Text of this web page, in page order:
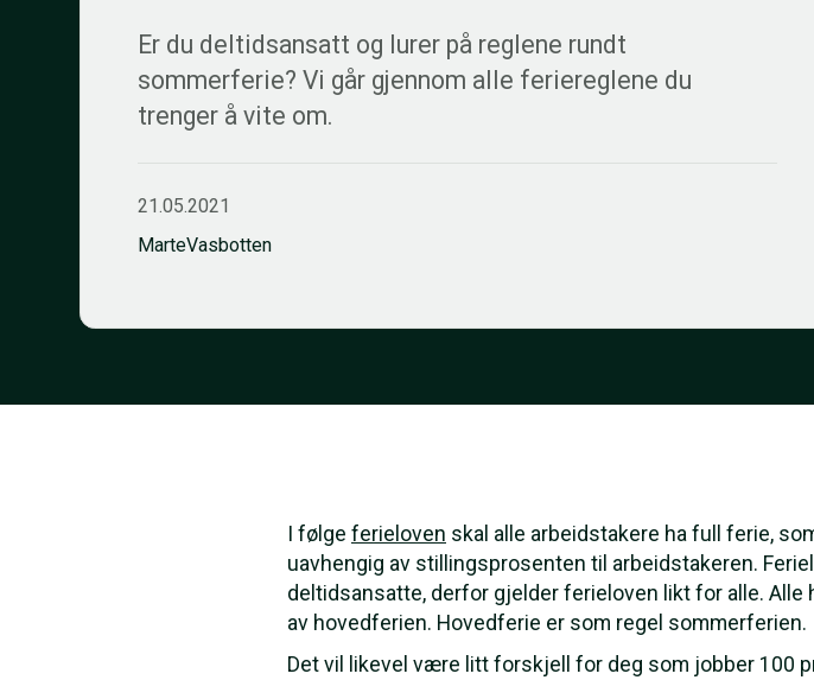
Er du deltidsansatt og lurer på reglene rundt
sommerferie? Vi går gjennom alle feriereglene du
trenger å vite om.
21.05.2021
MarteVasbotten
I følge ferieloven skal alle arbeidstakere ha full ferie,
uavhengig av stillingsprosenten til arbeidstakeren.
deltidsansatte, derfor gjelder ferieloven likt for alle.
av hovedferien. Hovedferie er som regel sommerferien.
Det vil likevel være litt forskjell for deg som jobber 100